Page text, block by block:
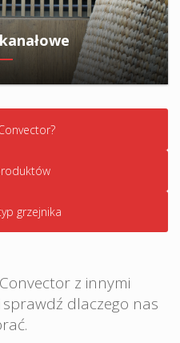
grzejnika
z innymi
dlaczego nas